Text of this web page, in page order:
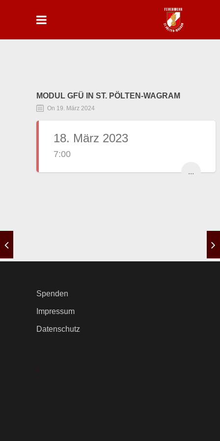
MODUL GFÜ IN ST. PÖLTEN-WAGRAM
On 19. März 2024
18. März 2023
7:00
...
Spenden
Impressum
Datenschutz
.